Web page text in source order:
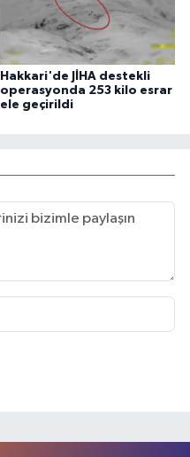
Hakkari'de JİHA destekli
operasyonda 253 kilo esrar
ele geçirildi